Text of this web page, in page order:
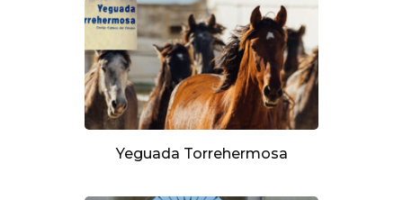
Yeguada Torrehermosa